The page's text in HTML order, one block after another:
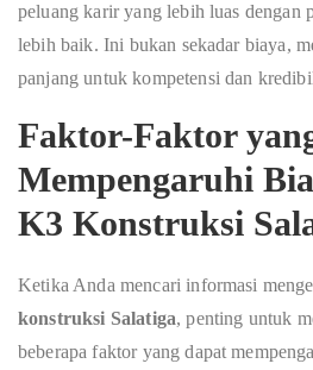
peluang karir yang lebih luas dengan
lebih baik. Ini bukan sekadar biaya,
panjang untuk kompetensi dan
Faktor-Faktor
Mempengaruhi
K3 Konstruksi
Ketika Anda mencari informasi
konstruksi Salatiga, penting untuk
beberapa faktor yang dapat